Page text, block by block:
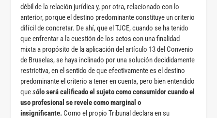
débil de la relación jurídica y, por otra, relacionado con lo
anterior, porque el destino predominante constituye un criterio
difícil de concretar. De ahí, que el TJCE, cuando se ha tenido
que enfrentar a la cuestión de los actos con una finalidad
mixta a propósito de la aplicación del artículo 13 del Convenio
de Bruselas, se haya inclinado por una solución decididamente
restrictiva, en el sentido de que efectivamente es el destino
predominante el criterio a tener en cuenta, pero bien entendido
quesólo será calificado el sujeto como consumidor cuando el
uso profesional se revele como marginal o
insignificante. Como el propio Tribunal declara en su